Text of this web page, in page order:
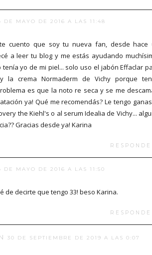
DE MAYO DE 2016 A LAS 11:48
cuento que soy tu nueva fan, desde hace
a leer tu blog y me estás ayudando
tenía yo de mi piel... solo uso el jabón Effaclar
la crema Normaderm de Vichy porque
es que la noto re seca y se me
ya! Qué me recomendás? Le tengo
the Kiehl's o al serum Idealia de Vichy...
Gracias desde ya! Karina
DE MAYO DE 2016 A LAS 11:50
de decirte que tengo 33! beso Karina.
30 DE SEPTIEMBRE DE 2019 A LAS 0:07